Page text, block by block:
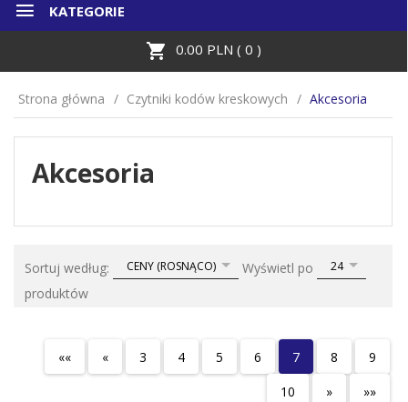
KATEGORIE
0.00 PLN ( 0 )
Strona główna Czytniki kodów kreskowych Akcesoria
Akcesoria
Sortuj według: sortCENY (ROSNĄCO) Wyświetl po pop24
produktów
«« « 3 4 5 6 7 8
9
10
» »»